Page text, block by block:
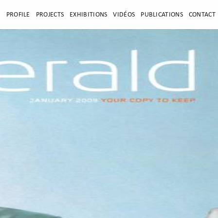
PROFILE PROJECTS EXHIBITIONS VIDÉOS PUBLICATIONS CONTACT